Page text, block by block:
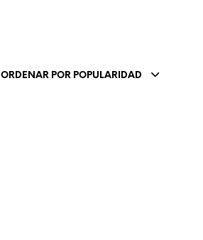
ORDENAR POR POPULARIDAD